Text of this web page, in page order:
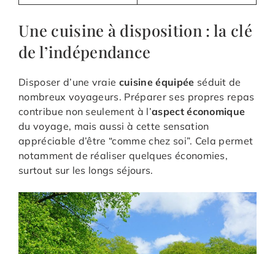
Une cuisine à disposition : la clé
de l’indépendance
Disposer d’une vraie cuisine équipée séduit de
nombreux voyageurs. Préparer ses propres repas
contribue non seulement à l’aspect économique
du voyage, mais aussi à cette sensation
appréciable d’être “comme chez soi”. Cela permet
notamment de réaliser quelques économies,
surtout sur les longs séjours.